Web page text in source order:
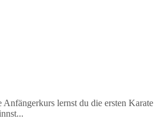
lernst du die ersten Karate